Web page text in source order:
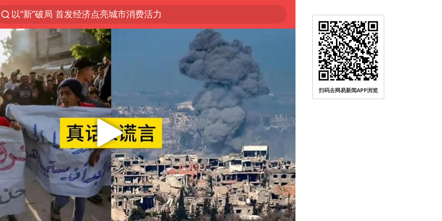
以“新”破局 首发经济点亮城市消费活力
中方回应是否在太平洋海底开采稀土
陈熠被张本美和连扳三局逆转
看守所辅警收受10万获刑1年
宇树科技发行价格150.80元/股
U17国足1分钟轰2球
法国将禁止“未经同意的电话营销”
吉林一“温度计大楼”读数爆表
五粮液渠道价一箱上涨近百元
贵州轮胎子公司获美国退税8136万
CIA被曝已秘密设立古巴工作组
扫码去网易新闻APP浏览